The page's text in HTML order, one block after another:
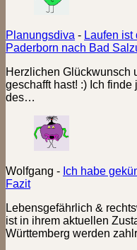
Planungsdiva - Laufen ist
Paderborn nach Bad
Herzlichen Glückwunsch
geschafft hast! :) Ich
des…
Wolfgang - Ich habe
Fazit
Lebensgefährlich &
ist in ihrem aktuellen
Württemberg werden